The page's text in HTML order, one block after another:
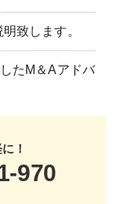
致します。
したM＆Aアドバ
！
970